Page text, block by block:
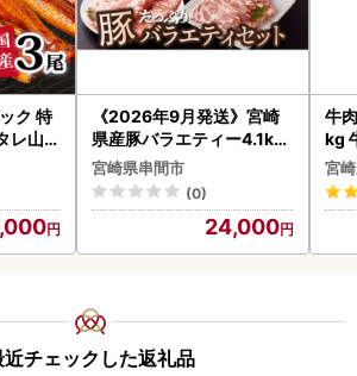
ク 特
レ山椒
し 訳
包装
八千
《2026年9月発送》宮崎
県産豚バラエティー4.1kg
セット_K033-057-2609
宮崎県串間市
(0)
24,000
牛肉 宮崎牛 赤身＆霜
kg
kg-
宮
近チェックした返礼品